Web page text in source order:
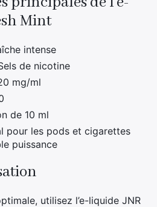
Mint
intense
de nicotine
mg/ml
de 10 ml
pour les pods et cigarettes
puissance
utilisez l’e-liquide JNR